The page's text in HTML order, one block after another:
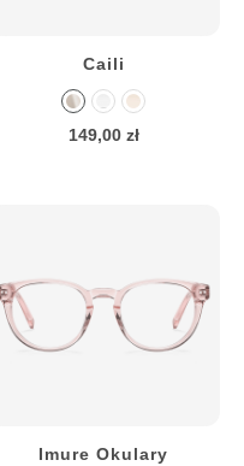
Caili
149,00 zł
Imure Okulary